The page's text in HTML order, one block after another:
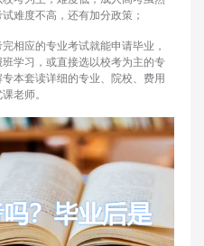
难度不高，还有加分政策；
相应的专业考试就能申请毕业，
学习，或直接选以校考为主的专
本套读详细的专业、院校、费用
老师。